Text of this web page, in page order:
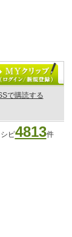
で購読する
ピ4813件